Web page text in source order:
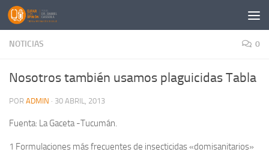
Saltar al contenido
NOTICIAS 0
Nosotros también usamos plaguicidas Tabla
POR ADMIN · 30 ABRIL, 2013
Fuenta: La Gaceta -Tucumán.
1 Formulaciones más frecuentes de insecticidas «domisanitarios»